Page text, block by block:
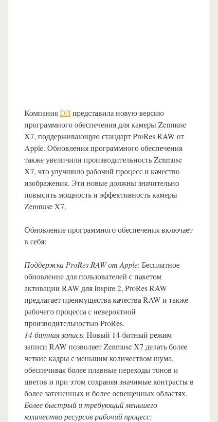
КомпанияDJIпредставила новую версию
программного обеспечения для камеры Zenmuse
X7, поддерживающую стандарт ProRes RAW от
Apple. Обновления программного обеспечения
также увеличили производительность Zenmuse
X7, что улучшило рабочий процесс и качество
изображения. Эти новые должны значительно
повысить мощность и эффективность камеры
Zenmuse X7.
Обновление программного обеспечения включает
в себя:
Поддержка ProRes RAW от Apple: Бесплатное
обновление для пользователей с пакетом
активации RAW для Inspire 2, ProRes RAW
предлагает преимущества качества RAW и также
рабочего процесса с невероятной
производительностью ProRes.
14-битная запись: Hовый 14-битный режим
записи RAW позволяет Zenmuse X7 делать более
четкие кадры с меньшим количеством шума,
обеспечивая более плавные переходы тонов и
цветов и при этом сохраняя значимые контрасты в
более затененных и более освещенных областях.
Более быстрый и требующий меньшего
количества ресурсов рабочий процесс: